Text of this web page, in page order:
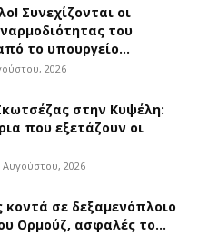
Συνεχίζονται οι
του
το υπουργείο...
2026
στην Κυψέλη:
που εξετάζουν οι
Αυγούστου, 2026
κοντά σε δεξαμενόπλοιο
Ορμούζ, ασφαλές το...